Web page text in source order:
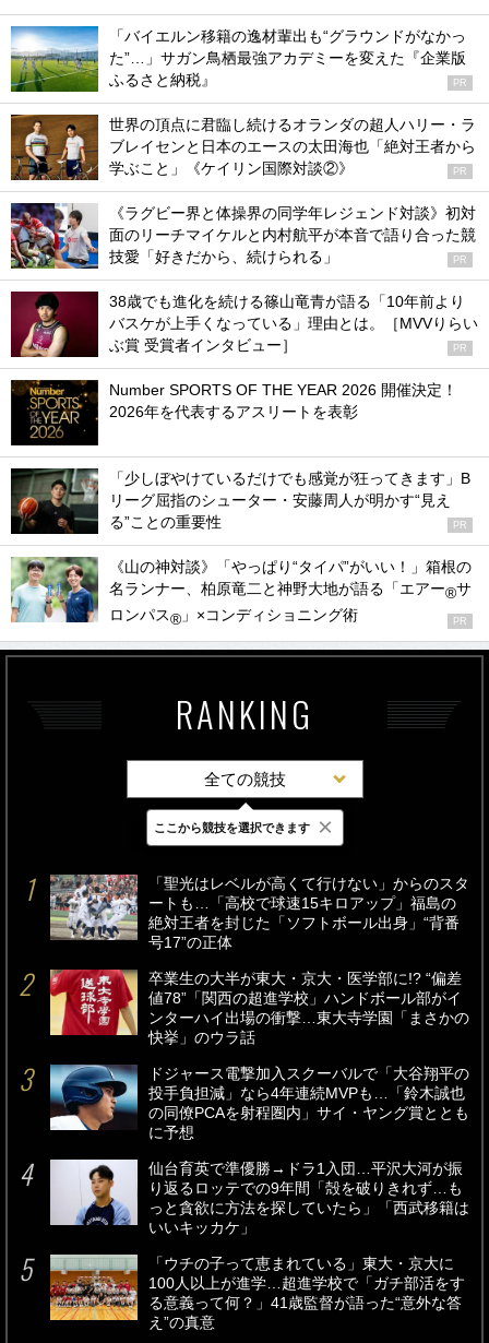
「バイエルン移籍の逸材輩出も“グラウンドがなかっ
た”…」サガン鳥栖最強アカデミーを変えた『企業版
ふるさと納税』
PR
世界の頂点に君臨し続けるオランダの超人ハリー・ラ
ブレイセンと日本のエースの太田海也「絶対王者から
学ぶこと」《ケイリン国際対談②》
PR
《ラグビー界と体操界の同学年レジェンド対談》初対
面のリーチマイケルと内村航平が本音で語り合った競
技愛「好きだから、続けられる」
PR
38歳でも進化を続ける篠山竜青が語る「10年前より
バスケが上手くなっている」理由とは。［MVVりらい
ぶ賞 受賞者インタビュー］
PR
Number SPORTS OF THE YEAR 2026 開催決定！
2026年を代表するアスリートを表彰
「少しぼやけているだけでも感覚が狂ってきます」B
リーグ屈指のシューター・安藤周人が明かす“見え
る”ことの重要性
PR
《山の神対談》「やっぱり“タイパ”がいい！」箱根の
名ランナー、柏原竜二と神野大地が語る「エアー®サ
ロンパス® 」×コンディショニング術 PR
RANKING
全ての競技
最新 24時間 週間
「聖光はレベルが高くて行けない」からのスタ
ートも…「高校で球速15キロアップ」福島の
絶対王者を封じた「ソフトボール出身」“背番
号17”の正体
卒業生の大半が東大・京大・医学部に!? “偏差
値78”「関西の超進学校」ハンドボール部がイ
ンターハイ出場の衝撃…東大寺学園「まさかの
快挙」のウラ話
ドジャース電撃加入スクーバルで「大谷翔平の
投手負担減」なら4年連続MVPも…「鈴木誠也
の同僚PCAを射程圏内」サイ・ヤング賞ととも
に予想
仙台育英で準優勝→ドラ1入団…平沢大河が振
り返るロッテでの9年間「殻を破りきれず…も
っと貪欲に方法を探していたら」「西武移籍は
いいキッカケ」
「ウチの子って恵まれている」東大・京大に
100人以上が進学…超進学校で「ガチ部活をす
る意義って何？」41歳監督が語った“意外な答
え”の真意
ここから競技を選択できます ×